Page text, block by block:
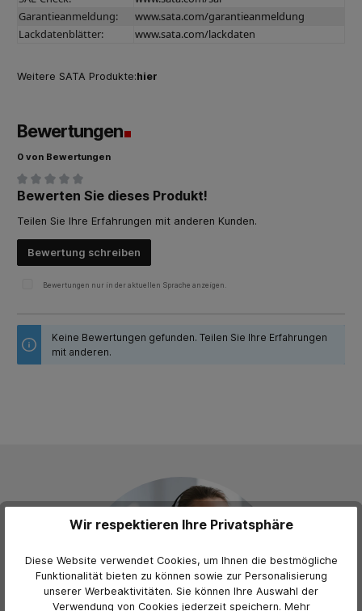
Garantieanmeldung:
www.sata.com/garantieanmeldung
Lackdatenblätter:
www.sata.com/lackdaten
Weitere SATA Produkte:hier
Bewertungen
0 von Bewertungen
Durchschnittliche Bewertung von 0 von 5 Sternen
Bewerten Sie dieses Produkt!
Teilen Sie Ihre Erfahrungen mit anderen Kunden.
Bewertung schreiben
Bewertungen nur in der aktuellen Sprache anzeigen.
Keine Bewertungen gefunden. Teilen Sie Ihre Erfahrungen
mit anderen.
Wir respektieren Ihre Privatsphäre
Diese Website verwendet Cookies, um Ihnen die bestmögliche
Funktionalität bieten zu können sowie zur Personalisierung
unserer Werbeaktivitäten. Sie können Ihre Auswahl der
Verwendung von Cookies jederzeit speichern. Mehr